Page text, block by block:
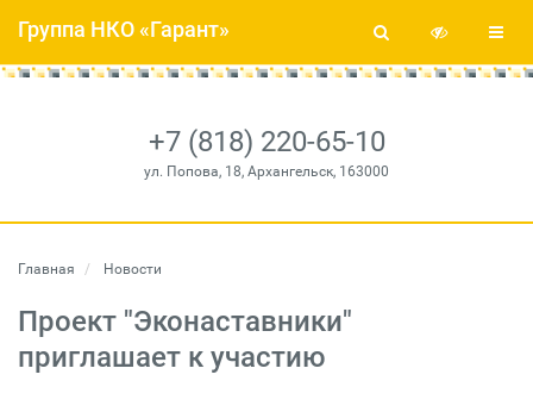
+7 (818) 220-65-10
ул. Попова, 18, Архангельск, 163000
Группа НКО «Гарант»
Главная Новости
Проект "Эконаставники"
приглашает к участию